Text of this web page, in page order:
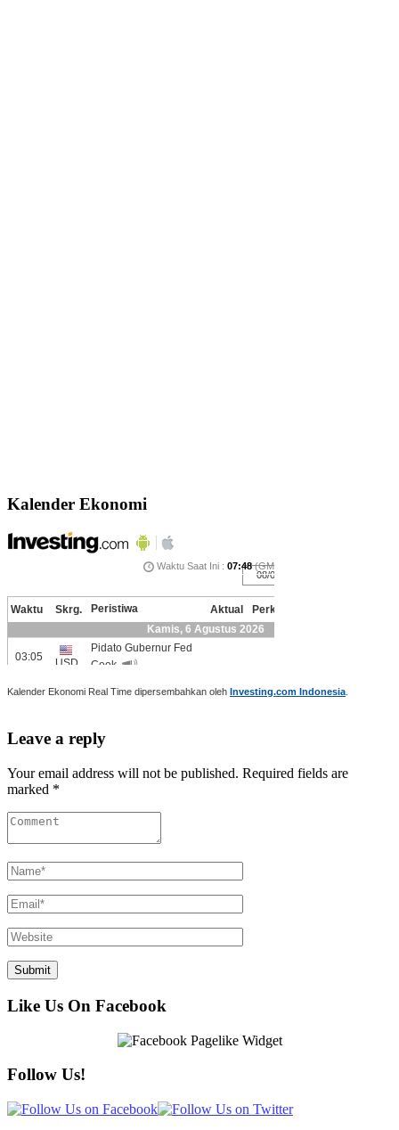
Kalender Ekonomi
Kalender Ekonomi Real Time dipersembahkan oleh Investing.com Indonesia
Leave a reply
Your email address will not be published. Required fields are
marked *
Like Us On Facebook
Follow Us!